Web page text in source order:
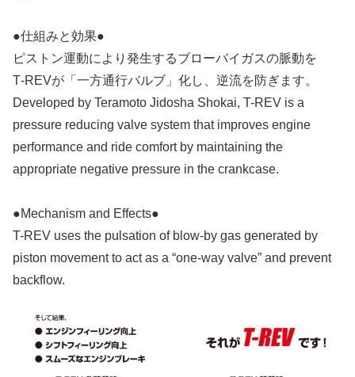
●仕組みと効果●
ピストン運動により発生するブローバイガスの脈動を
T‑REVが「一方通行バルブ」化し、逆流を防ぎます。
Developed by Teramoto Jidosha Shokai, T-REV is a
pressure reducing valve system that improves engine
performance and ride comfort by maintaining the
appropriate negative pressure in the crankcase.
●Mechanism and Effects●
T-REV uses the pulsation of blow-by gas generated by
piston movement to act as a “one-way valve” and prevent
backflow.